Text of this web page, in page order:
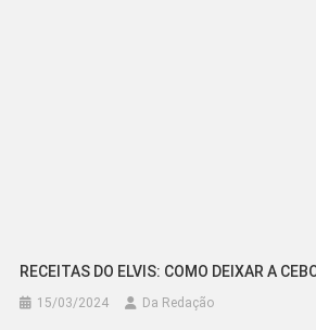
RECEITAS DO ELVIS: COMO DEIXAR A
15/03/2024 Da Redação